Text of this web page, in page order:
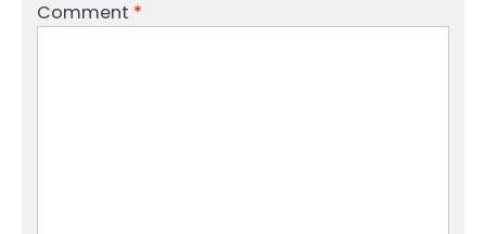
Comment *